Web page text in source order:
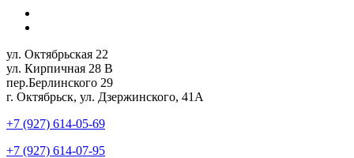
ул. Октябрьская 22
ул. Кирпичная 28 В
пер.Берлинского 29
г. Октябрьск, ул. Дзержинского, 41А
+7 (927) 614-05-69
+7 (927) 614-07-95